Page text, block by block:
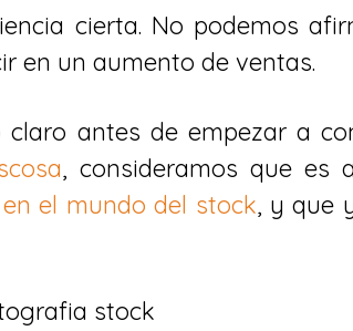
cierta. No podemos
en un aumento de ventas.
claro antes de empezar a
, consideramos que es
el mundo del stock, y que